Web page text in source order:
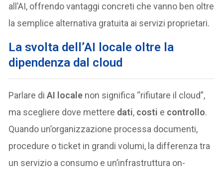
all’AI, offrendo vantaggi concreti che vanno ben oltre
la semplice alternativa gratuita ai servizi proprietari.
La svolta dell’AI locale oltre la
dipendenza dal cloud
Parlare diAI locale non significa “rifiutare il cloud”,
ma scegliere dove mettere dati, costi e controllo.
Quando un’organizzazione processa documenti,
procedure o ticket in grandi volumi, la differenza tra
un servizio a consumo e un’infrastruttura on-